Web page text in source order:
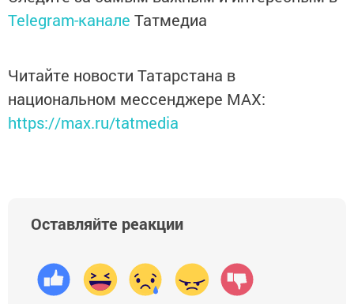
Telegram-канале Татмедиа
Читайте новости Татарстана в
национальном мессенджере MАХ:
https://max.ru/tatmedia
Оставляйте реакции